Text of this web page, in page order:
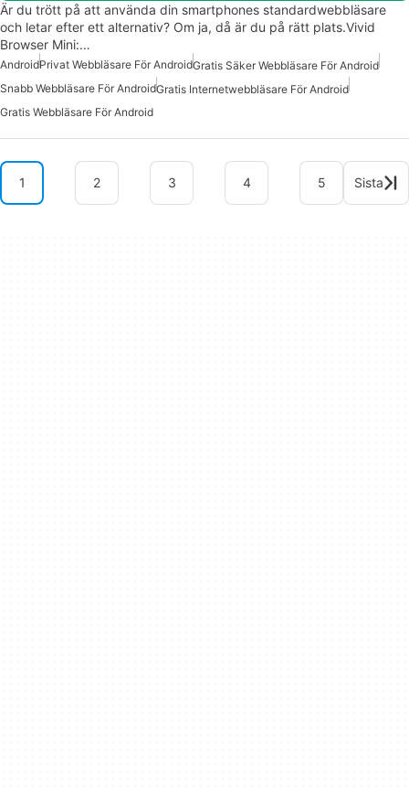
Är du trött på att använda din smartphones standardwebbläsare
och letar efter ett alternativ? Om ja, då är du på rätt plats.Vivid
Browser Mini:…
AndroidPrivat Webbläsare För AndroidGratis Säker Webbläsare För Android
Snabb Webbläsare För AndroidGratis Internetwebbläsare För Android
Gratis Webbläsare För Android
1 2 3 4 5 Sista